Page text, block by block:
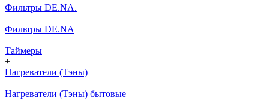
Фильтры DE.NA.
Фильтры DE.NA
Таймеры
+
Нагреватели (Тэны)
Нагреватели (Тэны) бытовые